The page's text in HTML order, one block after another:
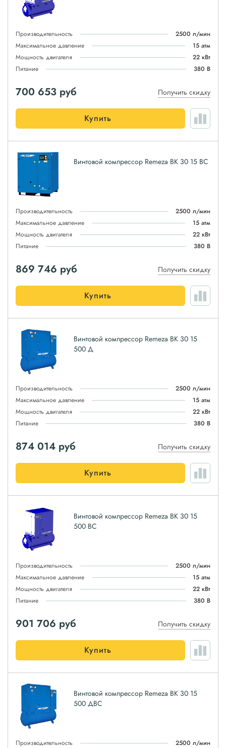
Производительность
2500 л/мин
Максимальное давление
15 атм
Мощность двигателя
22 кВт
Питание
380 В
700 653 руб Получить скидку
Купить
Винтовой компрессор Remeza ВК 30 15 ВС
Производительность
2500 л/мин
Максимальное давление
15 атм
Мощность двигателя
22 кВт
Питание
380 В
869 746 руб Получить скидку
Купить
Винтовой компрессор Remeza ВК 30 15
500 Д
Производительность
2500 л/мин
Максимальное давление
15 атм
Мощность двигателя
22 кВт
Питание
380 В
874 014 руб Получить скидку
Купить
Винтовой компрессор Remeza ВК 30 15
500 ВС
Производительность
2500 л/мин
Максимальное давление
15 атм
Мощность двигателя
22 кВт
Питание
380 В
901 706 руб Получить скидку
Купить
Винтовой компрессор Remeza ВК 30 15
500 ДВС
Производительность 2500 л/мин